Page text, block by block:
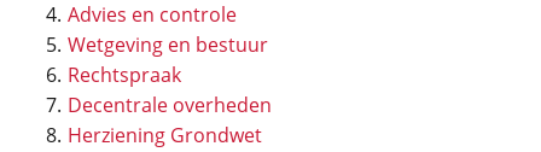
Advies en controle
Wetgeving en bestuur
Rechtspraak
Decentrale overheden
Herziening Grondwet